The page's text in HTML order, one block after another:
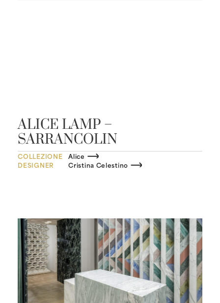
ALICE LAMP –
SARRANCOLIN
COLLEZIONE
Alice
DESIGNER
Cristina Celestino